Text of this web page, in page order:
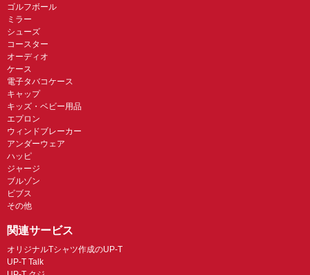
ゴルフボール
ミラー
シューズ
コースター
オーディオ
ケース
電子タバコケース
キャップ
キッズ・ベビー用品
エプロン
ウィンドブレーカー
アンダーウェア
ハッピ
ジャージ
ブルゾン
ビブス
その他
関連サービス
オリジナルTシャツ作成のUP-T
UP-T Talk